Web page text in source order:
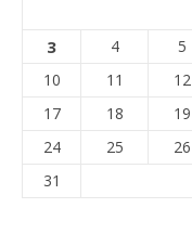
3 4 5
10
11 12
17
18 19
24
25 26
31